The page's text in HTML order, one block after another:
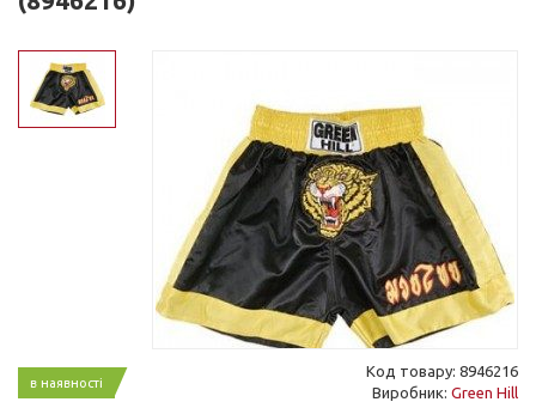
в наявності
Код товару: 8946216
Виробник: Green Hill